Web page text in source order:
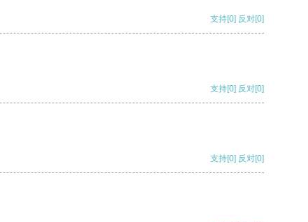
支持[0] 反对[0]
支持[0] 反对[0]
支持[0] 反对[0]